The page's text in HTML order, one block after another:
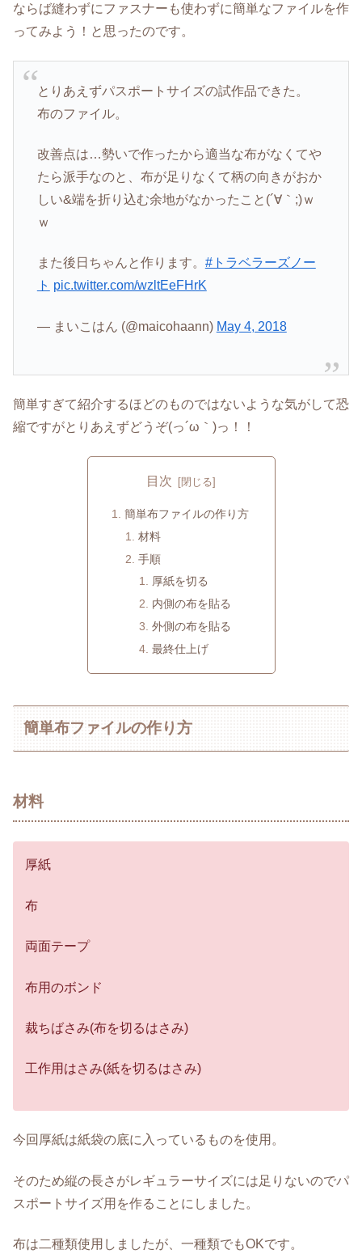
ならば縫わずにファスナーも使わずに簡単なファイルを作
ってみよう！と思ったのです。
とりあえずパスポートサイズの試作品できた。
布のファイル。
改善点は…勢いで作ったから適当な布がなくてや
たら派手なのと、布が足りなくて柄の向きがおか
しい&端を折り込む余地がなかったこと(´∀｀;)ｗ
ｗ
また後日ちゃんと作ります。 #トラベラーズノー
ト pic.twitter.com/wzltEeFHrK
— まいこはん (@maicohaann) May 4, 2018
簡単すぎて紹介するほどのものではないような気がして恐
縮ですがとりあえずどうぞ(っ´ω｀)っ！！
目次
簡単布ファイルの作り方
材料
手順
厚紙を切る
内側の布を貼る
外側の布を貼る
最終仕上げ
簡単布ファイルの作り方
材料
厚紙
布
両面テープ
布用のボンド
裁ちばさみ(布を切るはさみ)
工作用はさみ(紙を切るはさみ)
今回厚紙は紙袋の底に入っているものを使用。
そのため縦の長さがレギュラーサイズには足りないのでパ
スポートサイズ用を作ることにしました。
布は二種類使用しましたが、一種類でもOKです。